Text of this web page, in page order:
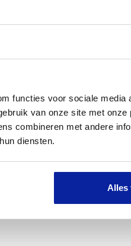
functies voor sociale media
van onze site met
combineren met andere
diensten.
Alles